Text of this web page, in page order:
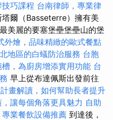
巧課程 台南律師，專業律
爾（Basseterre）擁有美
美麗的要塞堡壘堡壘山的堡
外燴，品味精緻的歐式餐點
地區的白蟻防治服務 台胞
，為廚房增添實用功能 台
早上從布達佩斯出發前往
畫解讀，如何幫助長者提升
讓每個角落更具魅力 自助
專業餐飲設備推薦 到達後，